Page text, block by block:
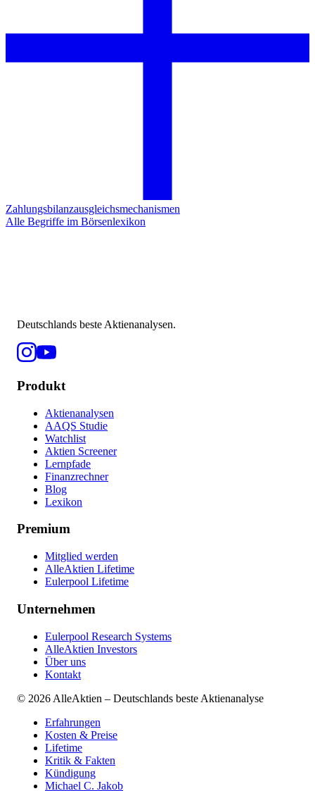
Zahlungsbilanzausgleichsmechanismen
Alle Begriffe im Börsenlexikon
Deutschlands beste Aktienanalysen.
Produkt
Aktienanalysen
AAQS Studie
Watchlist
Aktien Screener
Lernpfade
Finanzrechner
Blog
Lexikon
Premium
Mitglied werden
AlleAktien Lifetime
Eulerpool Lifetime
Unternehmen
Eulerpool Research Systems
AlleAktien Investors
Über uns
Kontakt
© 2026 AlleAktien – Deutschlands beste Aktienanalyse
Erfahrungen
Kosten & Preise
Lifetime
Kritik & Fakten
Kündigung
Michael C. Jakob